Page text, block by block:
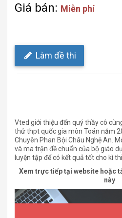
Giá bán: Miễn phí
Làm đề thi
Vted giới thiệu đến quý thầy cô
thử thpt quốc gia môn Toán năm
Chuyên Phan Bội Châu Nghệ An.
và ma trận đề chuẩn của bộ giáo
luyện tập để có kết quả tốt cho kì
Xem trực tiếp tại website hoặc
này